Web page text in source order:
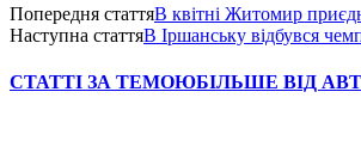
Попередня статтяВ квітні Житомир
Наступна статтяВ Іршанську відбувся
СТАТТІ ЗА ТЕМОЮБІЛЬШЕ ВІД